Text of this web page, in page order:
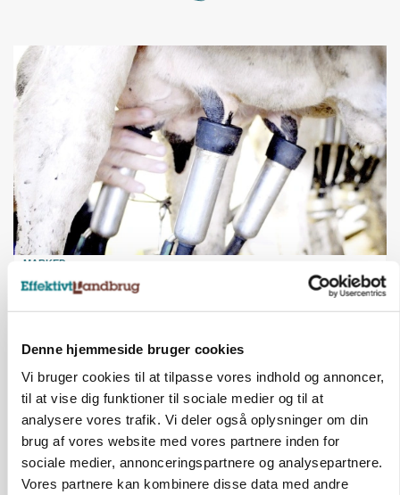
Denne hjemmeside bruger cookies
Vi bruger cookies til at tilpasse vores indhold og annoncer,
til at vise dig funktioner til sociale medier og til at
analysere vores trafik. Vi deler også oplysninger om din
brug af vores website med vores partnere inden for
sociale medier, annonceringspartnere og analysepartnere.
Vores partnere kan kombinere disse data med andre
MARKED
Russisk mælkepris dykker 23 procent